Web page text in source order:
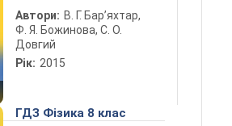
Автори: В. Г. Бар’яхтар,
Ф. Я. Божинова, С. О.
Довгий
Рік: 2015
ГДЗ Фізика 8 клас